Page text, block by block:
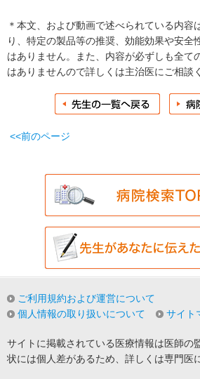
＊本文、および動画で述べられている内容
り、特定の製品等の推奨、効能効果や安全
はありません。また、内容が必ずしも全て
はありませんので詳しくは主治医にご相談
<<前のページ
ご利用規約および運営について
個人情報の取り扱いについて
サイト
サイトに掲載されている医療情報は医師の
状には個人差があるため、詳しくは専門医